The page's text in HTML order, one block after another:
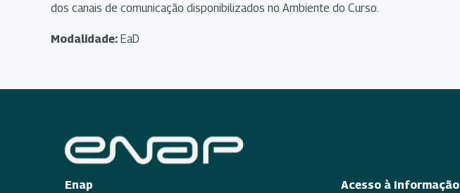
dos canais de comunicação disponibilizados no Ambiente do Curso.
Modalidade: EaD
Enap
Acesso à Informação